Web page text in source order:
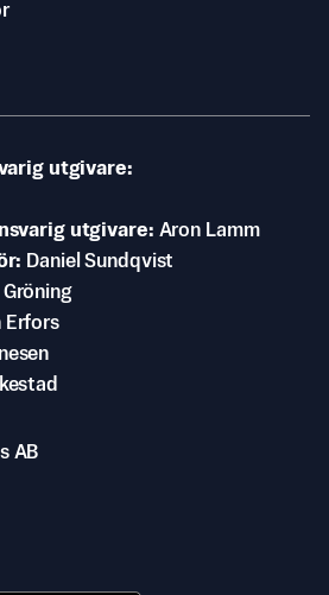
utgivare
utgivare Aron Lamm
Daniel Sundqvist
Erfors
AB